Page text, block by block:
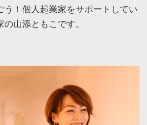
う！個人起業家をサポートしてい
山添ともこです。